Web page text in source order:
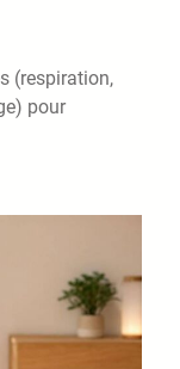
(respiration,
pour